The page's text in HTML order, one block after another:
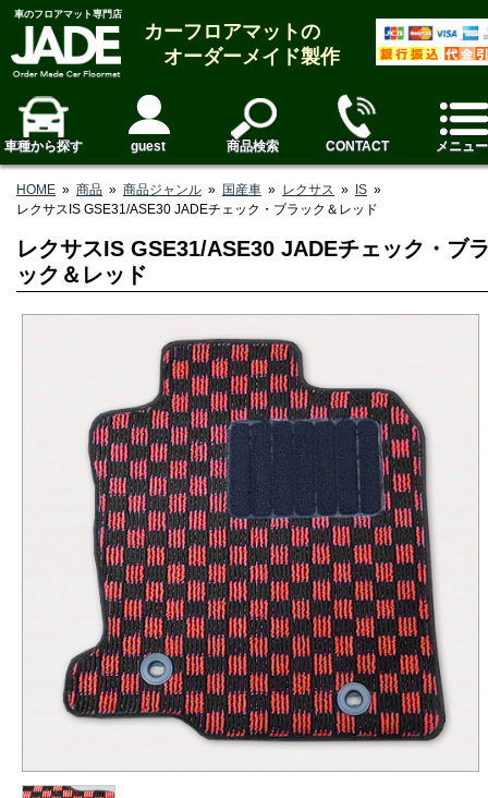
車のフロアマット専門店
カーフロアマットの
オーダーメイド製作
車種から探す guest 商品検索 CONTACT メニュー
HOME » 商品 » 商品ジャンル » 国産車 » レクサス » IS »
レクサスIS GSE31/ASE30 JADEチェック・ブラック＆レッド
レクサスIS GSE31/ASE30 JADEチェック・ブ
ック＆レッド